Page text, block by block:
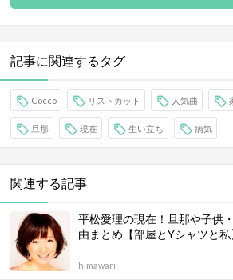
記事に関連するタグ
Cocco リストカット 人気曲
旦那 現在 生い立ち 病気
関連する記事
平松愛理の現在！旦那や子供
由まとめ【部屋とYシャツと私
himawari